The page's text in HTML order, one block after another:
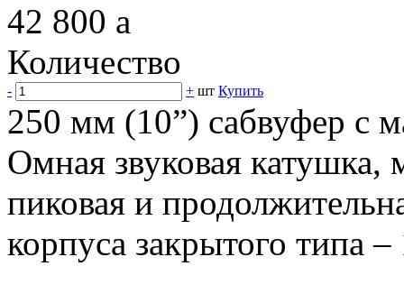
42 800 a
Количество
- + шт Купить
250 мм (10”) сабвуфер с
Омная звуковая
пиковая и
корпуса закрытого типа